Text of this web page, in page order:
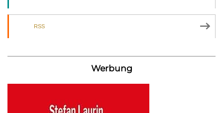
RSS
Werbung